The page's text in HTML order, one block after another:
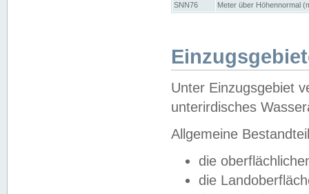
SNN76
Meter über Höhennormal
Unter Einzugsgebiet
unterirdisches
Allgemeine
die
die